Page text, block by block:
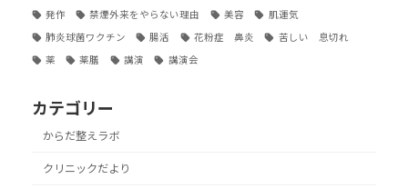
発作 禁煙外来をやらない理由 美容 肌運気
肺炎球菌ワクチン 腸活 花粉症 鼻炎 苦しい 息切れ
薬 薬膳 講演 講演会
カテゴリー
からだ整えラボ
クリニックだより